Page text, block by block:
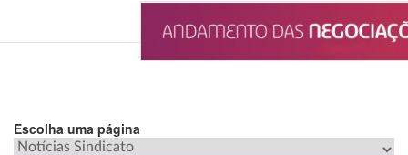
Escolha uma página